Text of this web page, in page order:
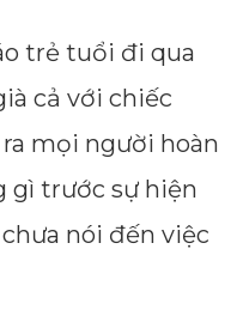
trẻ tuổi đi qua
cả với chiếc
mọi người hoàn
gì trước sự hiện
nói đến việc